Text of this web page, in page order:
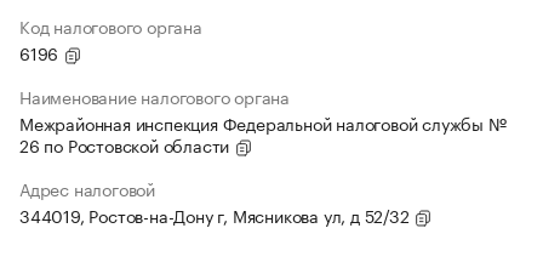
Код налогового органа
6196
Наименование налогового органа
Межрайонная инспекция Федеральной налоговой службы №
26 по Ростовской области
Адрес налоговой
344019, Ростов-на-Дону г, Мясникова ул, д 52/32